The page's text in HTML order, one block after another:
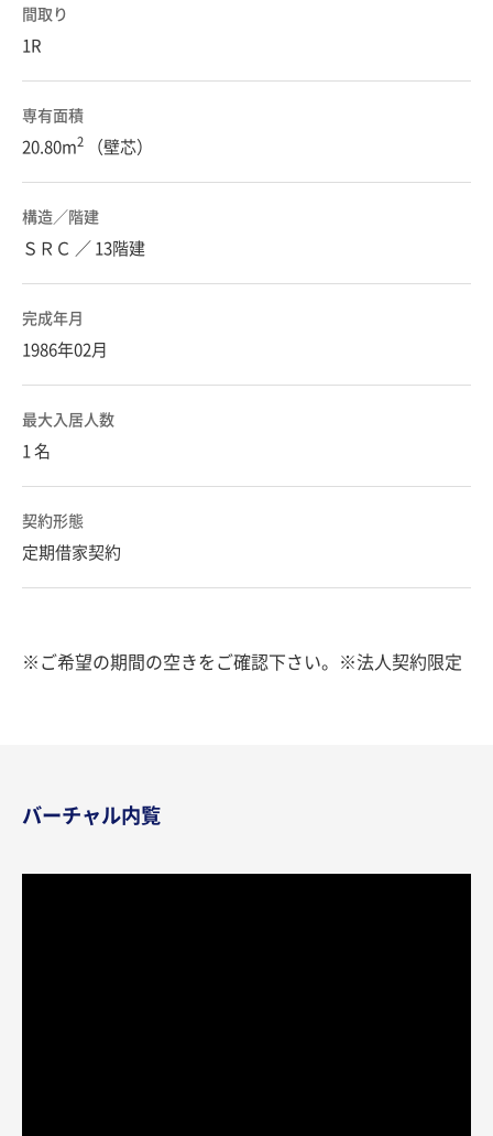
間取り
1R
専有面積
20.80m2 （壁芯）
構造／階建
ＳＲＣ ／ 13階建
完成年月
1986年02月
最大入居人数
1 名
契約形態
定期借家契約
※ご希望の期間の空きをご確認下さい。※法人契約限定
バーチャル内覧